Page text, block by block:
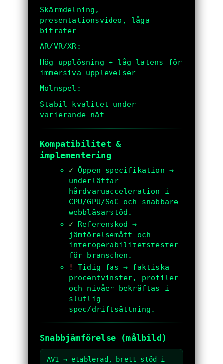
Skärmdelning,
presentationsvideo, låga
bitrater
AR/VR/XR:
Hög upplösning + låg latens för
immersiva upplevelser
Molnspel:
Stabil kvalitet under
varierande nät
Kompatibilitet &
implementering
✓ Öppen specifikation →
underlättar
hårdvaruacceleration i
CPU/GPU/SoC och snabbare
webbläsarstöd.
✓ Referenskod →
jämförelsemått och
interoperabilitetstester
för branschen.
!
Tidig fas → faktiska
procentvinster, profiler
och nivåer bekräftas i
slutlig
spec/driftsättning.
Snabbjämförelse (målbild)
AV1 → etablerad, brett stöd i